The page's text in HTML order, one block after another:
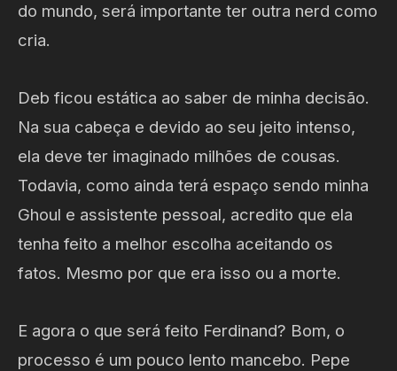
do mundo, será importante ter outra nerd como
cria.
Deb ficou estática ao saber de minha decisão.
Na sua cabeça e devido ao seu jeito intenso,
ela deve ter imaginado milhões de cousas.
Todavia, como ainda terá espaço sendo minha
Ghoul e assistente pessoal, acredito que ela
tenha feito a melhor escolha aceitando os
fatos. Mesmo por que era isso ou a morte.
E agora o que será feito Ferdinand? Bom, o
processo é um pouco lento mancebo. Pepe